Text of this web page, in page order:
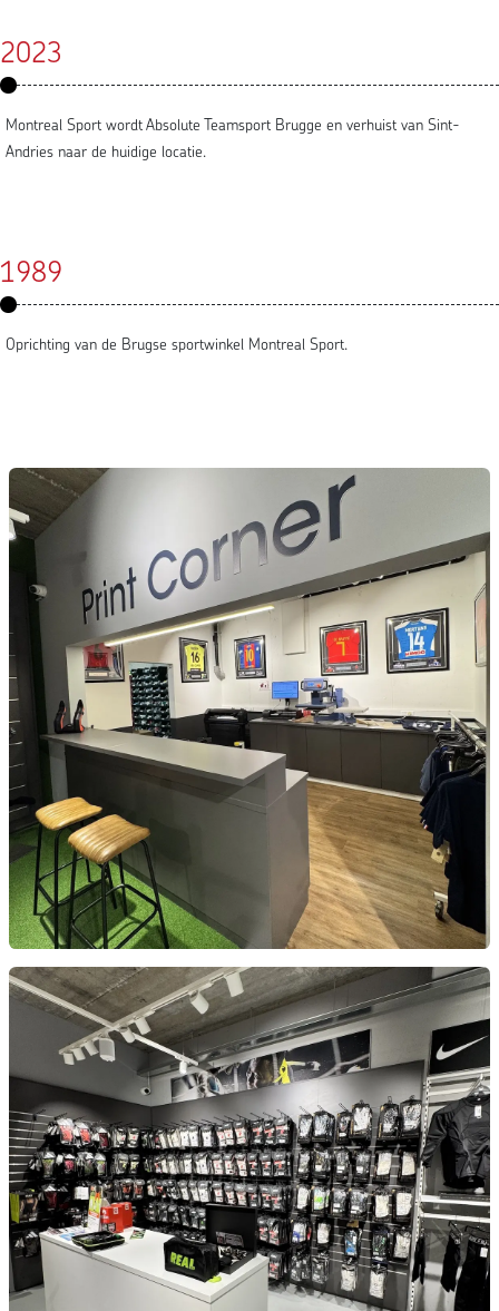
2023
Montreal Sport wordt Absolute Teamsport Brugge en verhuist van Sint-
Andries naar de huidige locatie.
1989
Oprichting van de Brugse sportwinkel Montreal Sport.